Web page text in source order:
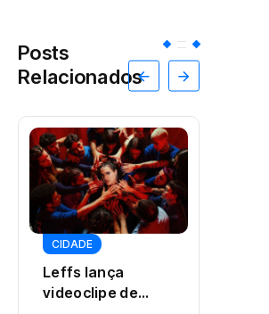
Posts
Relacionados
CIDADE
Leffs lança
videoclipe de